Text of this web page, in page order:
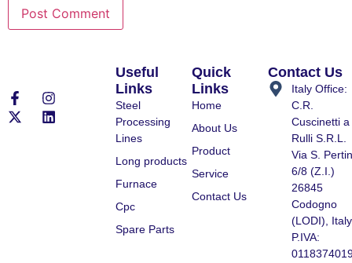
Useful
Links
Steel
Processing
Lines
Long products
Furnace
Cpc
Spare Parts
Quick
Links
Home
About Us
Product
Service
Contact Us
Contact Us
Italy Office:
C.R.
Cuscinetti a
Rulli S.R.L.
Via S.
6/8 (Z.I.)
26845
Codogno
(LODI), Italy
P.IVA: